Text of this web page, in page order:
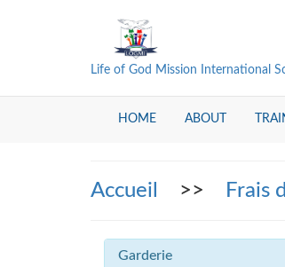
Life of God Mission International
HOME ABOUT
Accueil >> Frais
Garderie